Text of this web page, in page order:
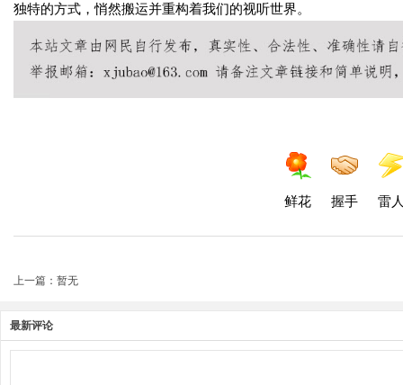
独特的方式，悄然搬运并重构着我们的视听世界。
鲜花 握手 雷
上一篇：暂无
最新评论